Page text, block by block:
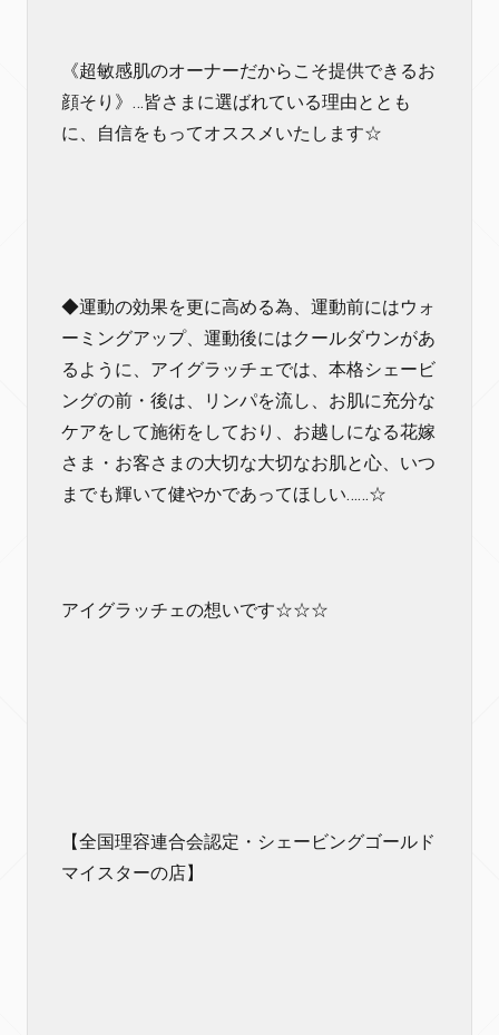
《超敏感肌のオーナーだからこそ提供できるお
顔そり》…皆さまに選ばれている理由ととも
に、自信をもってオススメいたします☆
◆運動の効果を更に高める為、運動前にはウォ
ーミングアップ、運動後にはクールダウンがあ
るように、アイグラッチェでは、本格シェービ
ングの前・後は、リンパを流し、お肌に充分な
ケアをして施術をしており、お越しになる花嫁
さま・お客さまの大切な大切なお肌と心、いつ
までも輝いて健やかであってほしい……☆
アイグラッチェの想いです☆☆☆
【全国理容連合会認定・シェービングゴールド
マイスターの店】